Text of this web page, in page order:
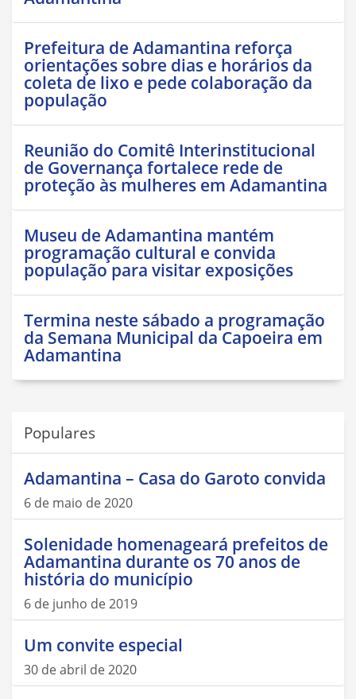
Prefeitura de Adamantina reforça
orientações sobre dias e horários da
coleta de lixo e pede colaboração da
população
Reunião do Comitê Interinstitucional
de Governança fortalece rede de
proteção às mulheres em Adamantina
Museu de Adamantina mantém
programação cultural e convida
população para visitar exposições
Termina neste sábado a programação
da Semana Municipal da Capoeira em
Adamantina
Populares
Adamantina – Casa do Garoto convida
6 de maio de 2020
Solenidade homenageará prefeitos de
Adamantina durante os 70 anos de
história do município
6 de junho de 2019
Um convite especial
30 de abril de 2020